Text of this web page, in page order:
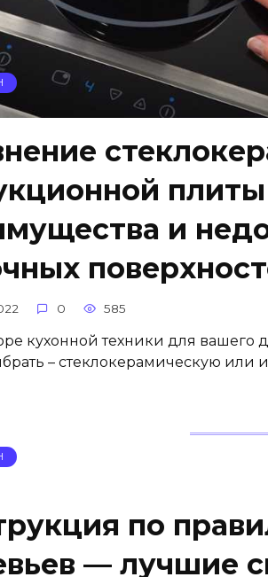
и
0 585
кухонной техники для вашего
– стеклокерамическую или
по
— лучшие